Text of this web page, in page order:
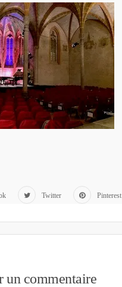
Twitter Pinterest
un commentaire